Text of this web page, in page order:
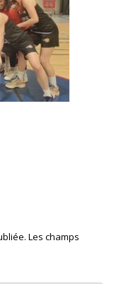
Les champs